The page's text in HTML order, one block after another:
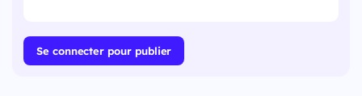
Se connecter pour publier